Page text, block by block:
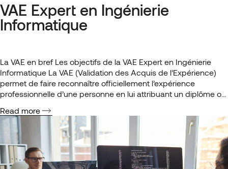
VAE Expert en Ingénierie
Informatique
La VAE en bref Les objectifs de la VAE Expert en Ingénierie
Informatique La VAE (Validation des Acquis de l’Expérience)
permet de faire reconnaître officiellement l’expérience
professionnelle d’une personne en lui attribuant un diplôme ou
Contrairement à la formation classique, qui vise à développer
de nouvelles connaissances et compétences,…
Read more